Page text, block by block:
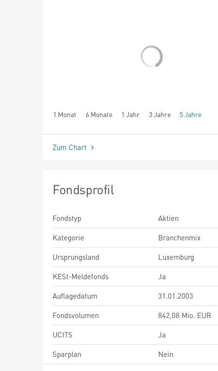
1 Monat 6 Monate 1 Jahr 3 Jahre 5 Jahre
seit Beginn
Zum Chart
Fondsprofil
Fondstyp
Aktien
Kategorie
Branchenmix
Ursprungsland
Luxemburg
KESt-Meldefonds
Ja
Auflagedatum
31.01.2003
Fondsvolumen
842,08 Mio. EUR
UCITS
Ja
Sparplan
Nein